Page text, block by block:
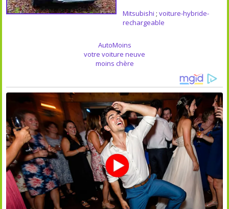
Mitsubishi ; voiture-hybride-
rechargeable
AutoMoins
votre voiture neuve
moins chère